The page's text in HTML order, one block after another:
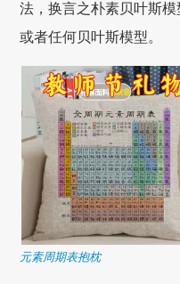
法，换言之朴素贝叶斯
或者任何贝叶斯模型。
元素周期表抱枕